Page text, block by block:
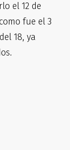
el 12 de
fue el 3
18, ya